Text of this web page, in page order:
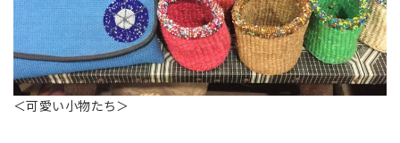
＜可愛い小物たち＞